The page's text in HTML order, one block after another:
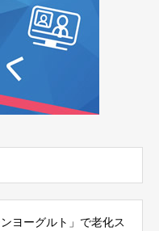
ヨーグルト」で老化ス